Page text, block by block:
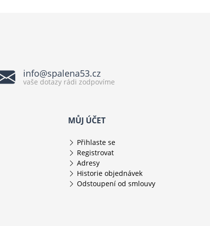
info@spalena53.cz
vaše dotazy rádi zodpovíme
MŮJ ÚČET
Přihlaste se
Registrovat
Adresy
Historie objednávek
Odstoupení od smlouvy